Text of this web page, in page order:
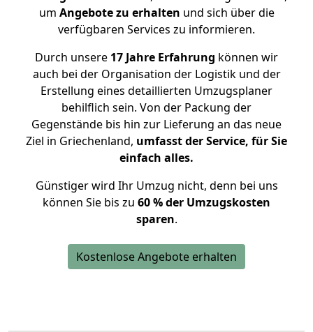
um Angebote zu erhalten und sich über die
verfügbaren Services zu informieren.
Durch unsere 17 Jahre Erfahrung können wir
auch bei der Organisation der Logistik und der
Erstellung eines detaillierten Umzugsplaner
behilflich sein. Von der Packung der
Gegenstände bis hin zur Lieferung an das neue
Ziel in Griechenland, umfasst der Service, für Sie
einfach alles.
Günstiger wird Ihr Umzug nicht, denn bei uns
können Sie bis zu 60 % der Umzugskosten
sparen.
Kostenlose Angebote erhalten